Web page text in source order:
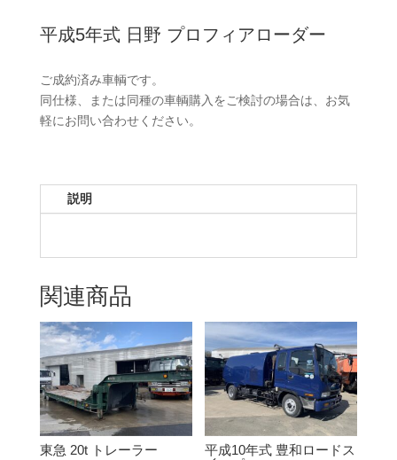
平成5年式 日野 プロフィアローダー
ご成約済み車輌です。
同仕様、または同種の車輌購入をご検討の場合は、お気
軽にお問い合わせください。
説明
関連商品
東急 20t トレーラー
平成10年式 豊和ロードス